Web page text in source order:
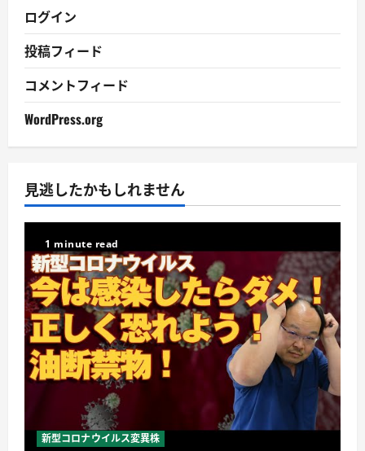
ログイン
投稿フィード
コメントフィード
WordPress.org
見逃したかもしれません
1 minute read
新型コロナウイルス変異株